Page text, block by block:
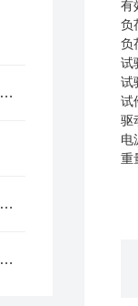
建筑防水涂料粘结强度试验方法拉拔试验机
摆式摩擦系数测定仪技术规格与使用方法
水泥胶砂耐磨试验机常见故障分析与对应解决策略分享
有
负
负
试
试
试
驱
电
重